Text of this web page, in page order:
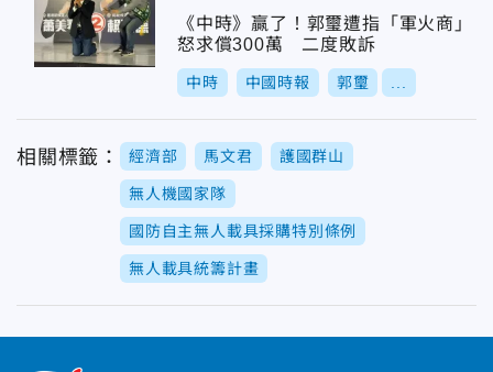
《中時》贏了！郭璽遭指「軍火商」
怒求償300萬 二度敗訴
中時 中國時報 郭璽
相關標籤： 經濟部 馬文君 護國群山
無人機國家隊
國防自主無人載具採購特別條例
無人載具統籌計畫